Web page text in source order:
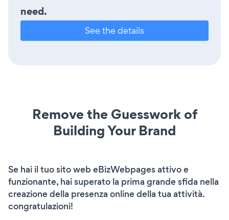
need.
See the details
Remove the Guesswork of
Building Your Brand
Se hai il tuo sito web eBizWebpages attivo e
funzionante, hai superato la prima grande sfida nella
creazione della presenza online della tua attività.
congratulazioni!